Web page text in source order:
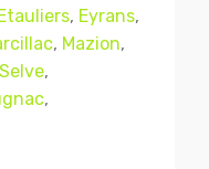
, Eyrans,
, Mazion,
,
,